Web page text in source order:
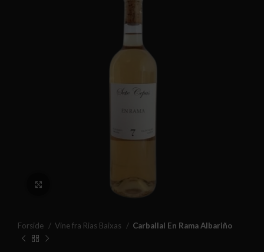
Forside Vine fra Rias Baixas Carballal En Rama Albariño